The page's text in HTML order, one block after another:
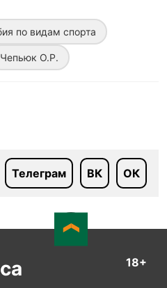
по видам спорта
Чепьюк О.Р.
Телеграм ВК ОК
18+